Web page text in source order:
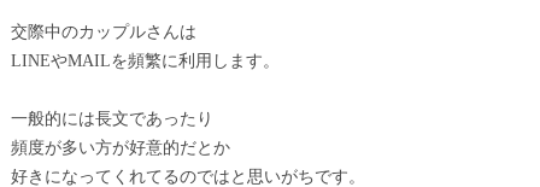
交際中のカップルさんは
LINEやMAILを頻繁に利用します。
一般的には長文であったり
頻度が多い方が好意的だとか
好きになってくれてるのではと思いがちです。